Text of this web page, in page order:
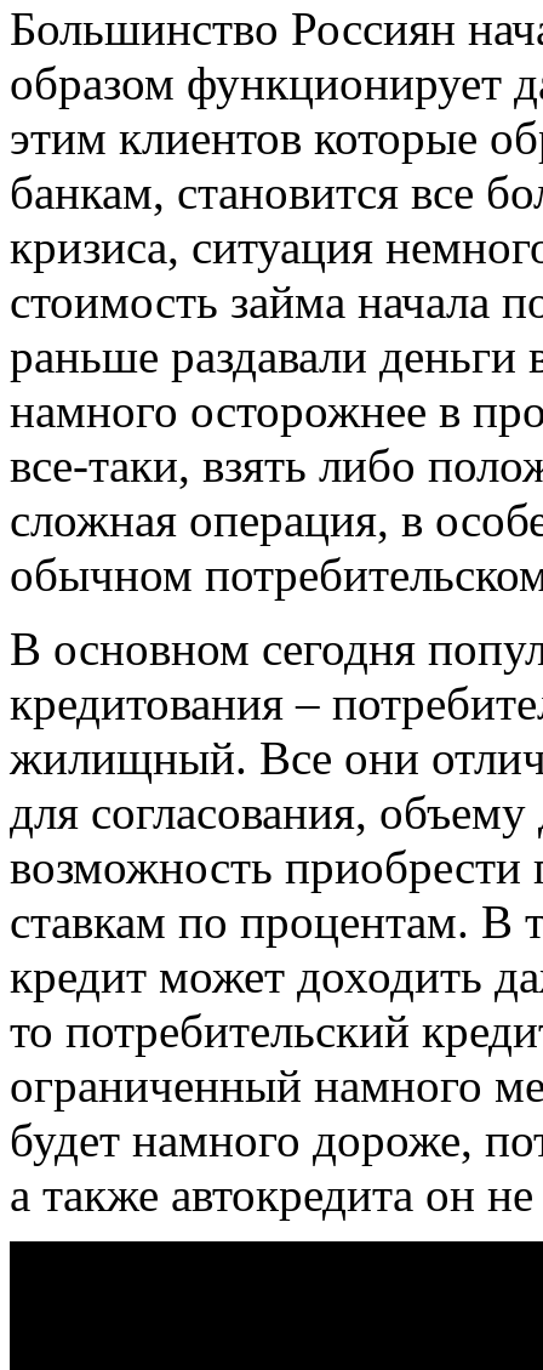
Большинство Россиян
образом функционирует
этим клиентов которые
банкам, становится все
кризиса, ситуация
стоимость займа начала
раньше раздавали деньги
намного осторожнее в
все-таки, взять либо
сложная операция, в
обычном
В основном сегодня
кредитования –
жилищный. Все они
для согласования,
возможность приобрести
ставкам по процентам. В
кредит может доходить
то потребительский
ограниченный намного
будет намного дороже,
а также автокредита он